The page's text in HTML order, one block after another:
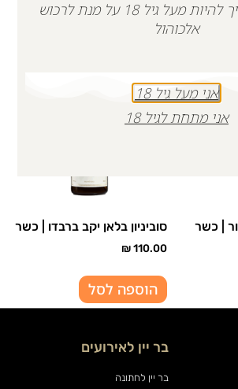
| כשר סוביניון בלאן יקב ברבדו | כשר
₪110.00
הוספה לסל
בר יין לאירועים
בר יין לחתונה
על פי חוק, עליך להיות מעל גיל 18 על מנת לרכוש
אלכוהול
אני מעל גיל 18
אני מתחת לגיל 18